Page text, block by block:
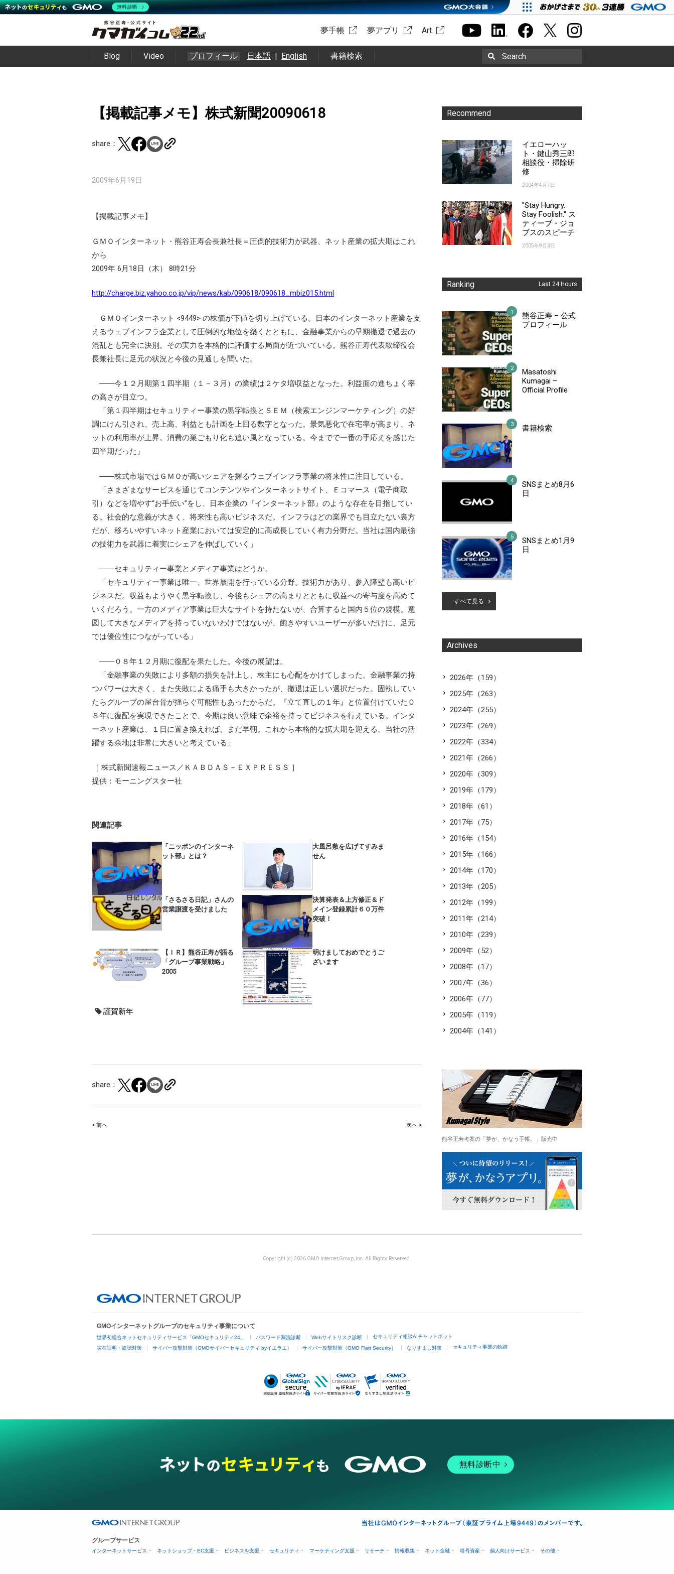
夢手帳 夢アプリ Art
Blog Video プロフィール 日本語 | English 書籍検索 Search
【掲載記事メモ】株式新聞20090618
share：
2009年6月19日
【掲載記事メモ】
ＧＭＯインターネット・熊谷正寿会長兼社長＝圧倒的技術力が武器、ネット産業の拡大期はこれ
から
2009年 6月18日（木） 8時21分
http://charge.biz.yahoo.co.jp/vip/news/kab/090618/090618_mbiz015.html
ＧＭＯインターネット <9449> の株価が下値を切り上げている。日本のインターネット産業を支
えるウェブインフラ企業として圧倒的な地位を築くとともに、金融事業からの早期撤退で過去の
混乱とも完全に決別。その実力を本格的に評価する局面が近づいている。熊谷正寿代表取締役会
長兼社長に足元の状況と今後の見通しを聞いた。
――今１２月期第１四半期（１－３月）の業績は２ケタ増収益となった。利益面の進ちょく率
の高さが目立つ。
「第１四半期はセキュリティー事業の黒字転換とＳＥＭ（検索エンジンマーケティング）の好
調にけん引され、売上高、利益とも計画を上回る数字となった。景気悪化で在宅率が高まり、ネ
ットの利用率が上昇。消費の巣ごもり化も追い風となっている。今までで一番の手応えを感じた
四半期だった」
――株式市場ではＧＭＯが高いシェアを握るウェブインフラ事業の将来性に注目している。
「さまざまなサービスを通じてコンテンツやインターネットサイト、Ｅコマース（電子商取
引）などを増やす“お手伝い”をし、日本企業の『インターネット部』のような存在を目指してい
る。社会的な意義が大きく、将来性も高いビジネスだ。インフラはどの業界でも目立たない裏方
だが、移ろいやすいネット産業においては安定的に高成長していく有力分野だ。当社は国内最強
の技術力を武器に着実にシェアを伸ばしていく」
――セキュリティー事業とメディア事業はどうか。
「セキュリティー事業は唯一、世界展開を行っている分野。技術力があり、参入障壁も高いビ
ジネスだ。収益もようやく黒字転換し、今後もシェアの高まりとともに収益への寄与度を高めて
いくだろう。一方のメディア事業は巨大なサイトを持たないが、合算すると国内５位の規模。意
図して大きなメディアを持っていないわけではないが、飽きやすいユーザーが多いだけに、足元
では優位性につながっている」
――０８年１２月期に復配を果たした。今後の展望は。
「金融事業の失敗により多額の損失を計上し、株主にも心配をかけてしまった。金融事業の持
つパワーは大きく、また失敗による痛手も大きかったが、撤退は正しい選択だった。固執してい
たらグループの屋台骨が揺らぐ可能性もあったからだ。『立て直しの１年』と位置付けていた０
８年に復配を実現できたことで、今期は良い意味で余裕を持ってビジネスを行えている。インタ
ーネット産業は、１日に置き換えれば、まだ早朝。これから本格的な拡大期を迎える。当社の活
躍する余地は非常に大きいと考えている」
［ 株式新聞速報ニュース／ＫＡＢＤＡＳ－ＥＸＰＲＥＳＳ ］
提供：モーニングスター社
関連記事
「ニッポンのインターネ
ット部」とは？
大風呂敷を広げてすみま
せん
「さるさる日記」さんの
営業譲渡を受けました
決算発表＆上方修正＆ド
メイン登録累計６０万件
突破！
【ＩＲ】熊谷正寿が語る
「グループ事業戦略」
2005
明けましておめでとうご
ざいます
謹賀新年
share：
Post
< 前へ 次へ >
Recommend
イエローハッ
ト・鍵山秀三郎
相談役・掃除研
修
2004年4月7日
"Stay Hungry.
Stay Foolish." ス
ティーブ・ジョ
ブスのスピーチ
2005年9月3日
Ranking Last 24 Hours
熊谷正寿 – 公式
プロフィール
Masatoshi
Kumagai –
Official Profile
書籍検索
SNSまとめ8月6
日
SNSまとめ1月9
日
すべて見る
Archives
2026年（159）
2025年（263）
2024年（255）
2023年（269）
2022年（334）
2021年（266）
2020年（309）
2019年（179）
2018年（61）
2017年（75）
2016年（154）
2015年（166）
2014年（170）
2013年（205）
2012年（199）
2011年（214）
2010年（239）
2009年（52）
2008年（17）
2007年（36）
2006年（77）
2005年（119）
2004年（141）
熊谷正寿考案の「夢が、かなう手帳。」販売中
Copyright (c) 2026 GMO Internet Group, Inc. All Rights Reserved.
GMOインターネットグループのセキュリティ事業について
世界初総合ネットセキュリティサービス「GMOセキュリティ24」 パスワード漏洩診断 Webサイトリスク診断 セキュリティ相談AIチャットボット
実在証明・盗聴対策 サイバー攻撃対策（GMOサイバーセキュリティ byイエラエ） サイバー攻撃対策（GMO Flatt Security） なりすまし対策 セキュリティ事業の軌跡
無料診断中
グループサービス
インターネットサービス ネットショップ・EC支援 ビジネスを支援 セキュリティ マーケティング支援 リサーチ 情報収集 ネット金融 暗号資産 個人向けサービス その他
無料診断